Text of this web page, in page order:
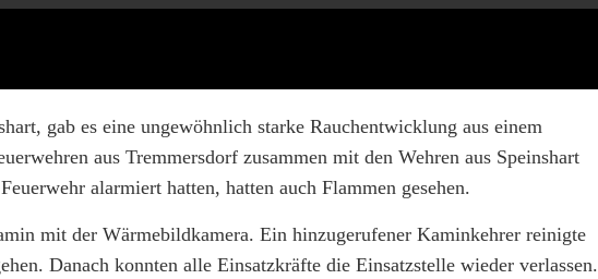
gab es eine ungewöhnlich starke Rauchentwicklung aus einem
aus Tremmersdorf zusammen mit den Wehren aus Speinshart
alarmiert hatten, hatten auch Flammen gesehen.
mit der Wärmebildkamera. Ein hinzugerufener Kaminkehrer reinigte
Danach konnten alle Einsatzkräfte die Einsatzstelle wieder verlassen.